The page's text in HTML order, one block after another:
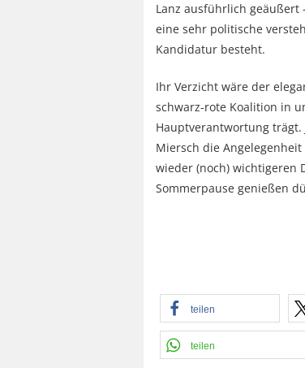
Lanz ausführlich geäußert
eine sehr politische
Kandidatur besteht.
Ihr Verzicht wäre der
schwarz-rote Koalition in
Hauptverantwortung
Miersch die
wieder (noch) wichtigeren
Sommerpause genießen
teilen
teilen